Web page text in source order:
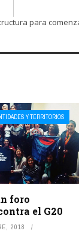
para
Y TERRITORIOS
foro
el G20
2018